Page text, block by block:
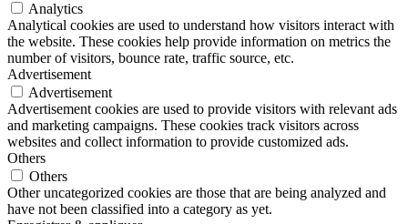
Analytics
Analytical cookies are used to understand how visitors interact with
the website. These cookies help provide information on metrics the
number of visitors, bounce rate, traffic source, etc.
Advertisement
Advertisement
Advertisement cookies are used to provide visitors with relevant ads
and marketing campaigns. These cookies track visitors across
websites and collect information to provide customized ads.
Others
Others
Other uncategorized cookies are those that are being analyzed and
have not been classified into a category as yet.